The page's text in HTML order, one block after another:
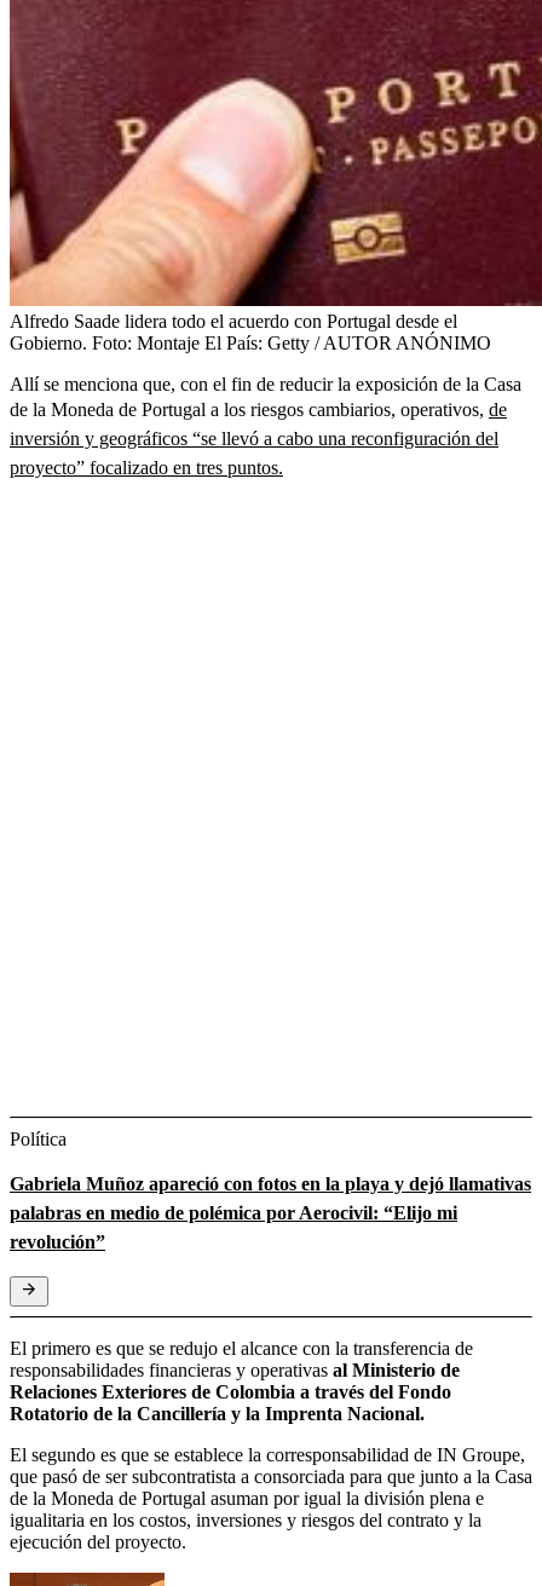
Alfredo Saade lidera todo el acuerdo con Portugal desde el
Gobierno. Foto: Montaje El País: Getty / AUTOR ANÓNIMO
Allí se menciona que, con el fin de reducir la exposición de la Casa
de la Moneda de Portugal a los riesgos cambiarios, operativos, de
inversión y geográficos “se llevó a cabo una reconfiguración del
proyecto” focalizado en tres puntos.
Política
Gabriela Muñoz apareció con fotos en la playa y dejó llamativas
palabras en medio de polémica por Aerocivil: “Elijo mi
revolución”
El primero es que se redujo el alcance con la transferencia de
responsabilidades financieras y operativas al Ministerio de
Relaciones Exteriores de Colombia a través del Fondo
Rotatorio de la Cancillería y la Imprenta Nacional.
El segundo es que se establece la corresponsabilidad de IN Groupe,
que pasó de ser subcontratista a consorciada para que junto a la Casa
de la Moneda de Portugal asuman por igual la división plena e
igualitaria en los costos, inversiones y riesgos del contrato y la
ejecución del proyecto.